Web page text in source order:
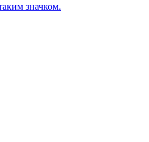
значком.